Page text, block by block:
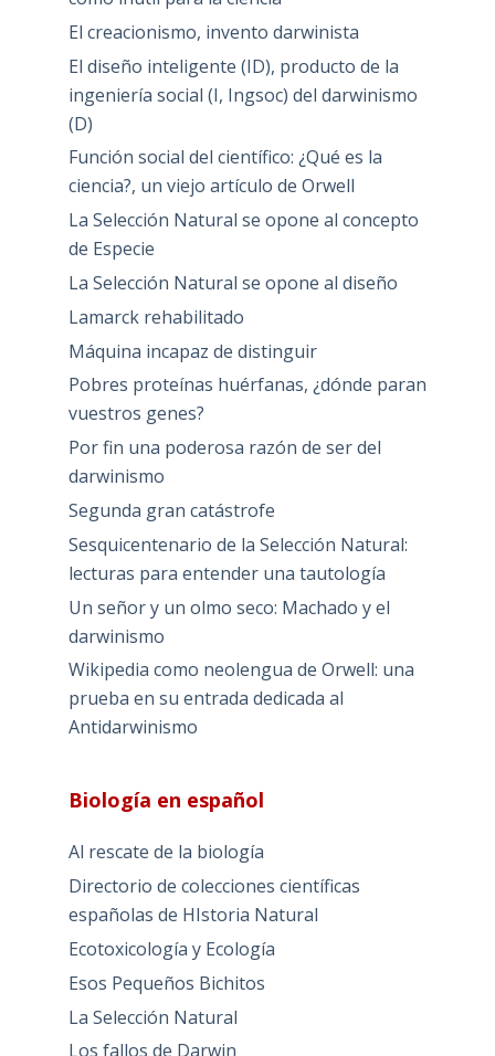
El creacionismo, invento darwinista
El diseño inteligente (ID), producto de la
ingeniería social (I, Ingsoc) del darwinismo
(D)
Función social del científico: ¿Qué es la
ciencia?, un viejo artículo de Orwell
La Selección Natural se opone al concepto
de Especie
La Selección Natural se opone al diseño
Lamarck rehabilitado
Máquina incapaz de distinguir
Pobres proteínas huérfanas, ¿dónde paran
vuestros genes?
Por fin una poderosa razón de ser del
darwinismo
Segunda gran catástrofe
Sesquicentenario de la Selección Natural:
lecturas para entender una tautología
Un señor y un olmo seco: Machado y el
darwinismo
Wikipedia como neolengua de Orwell: una
prueba en su entrada dedicada al
Antidarwinismo
Biología en español
Al rescate de la biología
Directorio de colecciones científicas
españolas de HIstoria Natural
Ecotoxicología y Ecología
Esos Pequeños Bichitos
La Selección Natural
Los fallos de Darwin